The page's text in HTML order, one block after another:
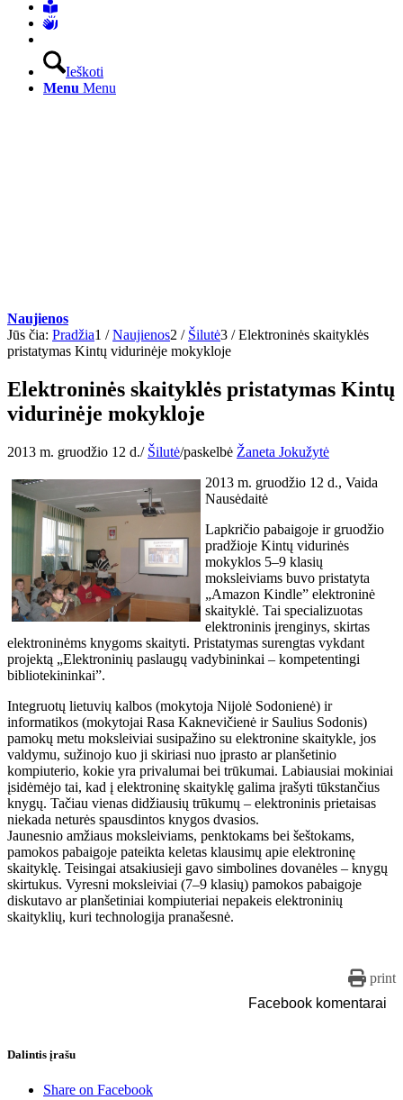
Ieškoti
Menu Menu
Naujienos
Jūs čia: Pradžia1 / Naujienos2 / Šilutė3 / Elektroninės skaityklės
pristatymas Kintų vidurinėje mokykloje
Elektroninės skaityklės pristatymas Kintų
vidurinėje mokykloje
2013 m. gruodžio 12 d./ Šilutė/paskelbė Žaneta Jokužytė
2013 m. gruodžio 12 d., Vaida
Nausėdaitė
Lapkričio pabaigoje ir gruodžio
pradžioje Kintų vidurinės
mokyklos 5–9 klasių
moksleiviams buvo pristatyta
„Amazon Kindle” elektroninė
skaityklė. Tai specializuotas
elektroninis įrenginys, skirtas
elektroninėms knygoms skaityti. Pristatymas surengtas vykdant
projektą „Elektroninių paslaugų vadybininkai – kompetentingi
bibliotekininkai”.
Integruotų lietuvių kalbos (mokytoja Nijolė Sodonienė) ir
informatikos (mokytojai Rasa Kaknevičienė ir Saulius Sodonis)
pamokų metu moksleiviai susipažino su elektronine skaitykle, jos
valdymu, sužinojo kuo ji skiriasi nuo įprasto ar planšetinio
kompiuterio, kokie yra privalumai bei trūkumai. Labiausiai mokiniai
įsidėmėjo tai, kad į elektroninę skaityklę galima įrašyti tūkstančius
knygų. Tačiau vienas didžiausių trūkumų – elektroninis prietaisas
niekada neturės spausdintos knygos dvasios.
Jaunesnio amžiaus moksleiviams, penktokams bei šeštokams,
pamokos pabaigoje pateikta keletas klausimų apie elektroninę
skaityklę. Teisingai atsakiusieji gavo simbolines dovanėles – knygų
skirtukus. Vyresni moksleiviai (7–9 klasių) pamokos pabaigoje
diskutavo ar planšetiniai kompiuteriai nepakeis elektroninių
skaityklių, kuri technologija pranašesnė.
print
Facebook komentarai
Dalintis įrašu
Share on Facebook